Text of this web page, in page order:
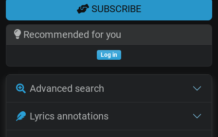
SUBSCRIBE
Recommended for you
Log in
Advanced search
Lyrics annotations